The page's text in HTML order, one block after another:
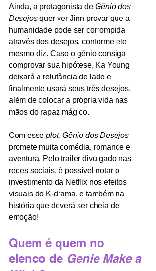
Ainda, a protagonista de Gênio dos
Desejos quer ver Jinn provar que a
humanidade pode ser corrompida
através dos desejos, conforme ele
mesmo diz. Caso o gênio consiga
comprovar sua hipótese, Ka Young
deixará a relutância de lado e
finalmente usará seus três desejos,
além de colocar a própria vida nas
mãos do rapaz mágico.
Com esse plot, Gênio dos Desejos
promete muita comédia, romance e
aventura. Pelo trailer divulgado nas
redes sociais, é possível notar o
investimento da Netflix nos efeitos
visuais do K-drama, e também na
história que deverá ser cheia de
emoção!
Quem é quem no
elenco de Genie Make a